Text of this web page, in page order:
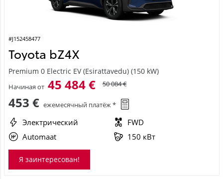
#J152458477
Toyota bZ4X
Premium 0 Electric EV (Esirattavedu) (150 kW)
Начиная от 45 484 € 50 084 €
453 € ежемесячный платёж *
Электрический
FWD
Automaat
150 кВт
Я заинтересован!